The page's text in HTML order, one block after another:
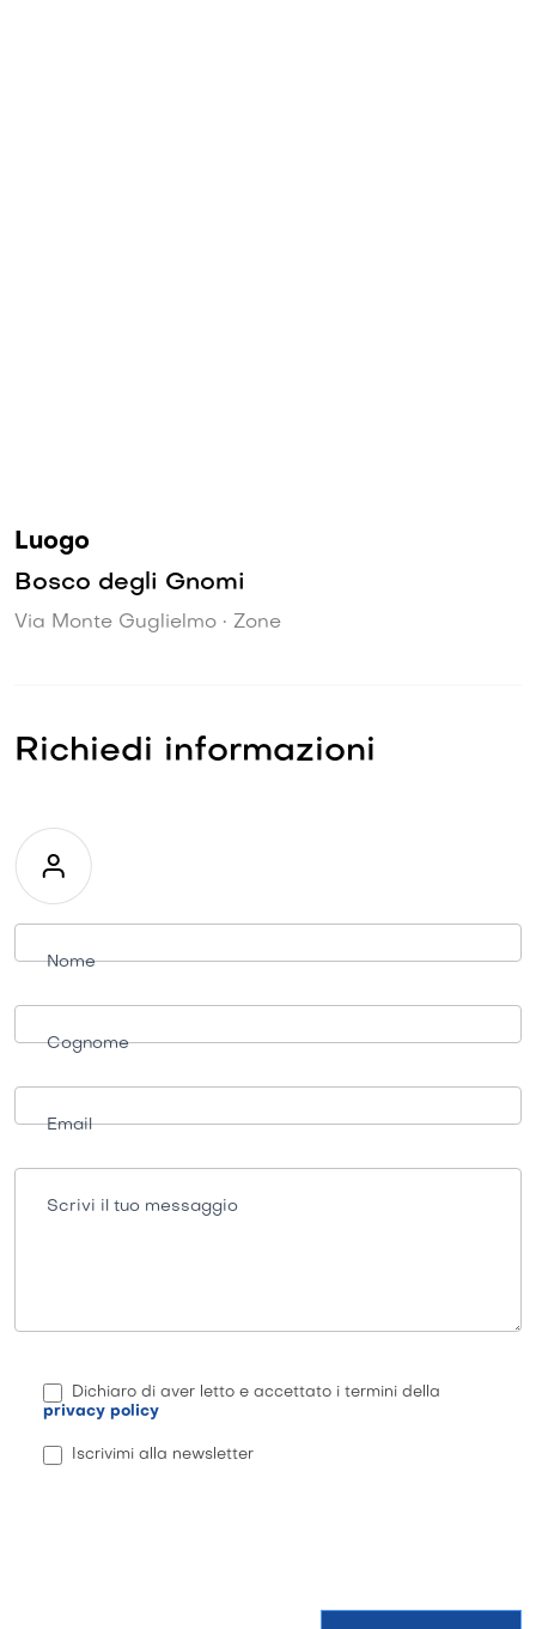
Luogo
Bosco degli Gnomi
Via Monte Guglielmo • Zone
Richiedi informazioni
Richiesta
informazioni
Nome
Cognome
Email
Scrivi il tuo messaggio
Dichiaro di aver letto e accettato i termini della
privacy policy
Iscrivimi alla newsletter